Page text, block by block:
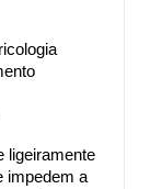
ligeiramente
impedem a